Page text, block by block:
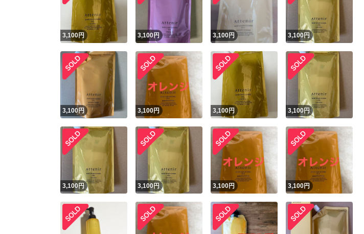
3,100円 3,100円 3,100円 3,100円
3,100円 3,100円 3,100円 3,100円
3,100円 3,100円 3,100円 3,100円